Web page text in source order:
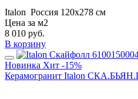
Italon Россия 120x278 см
Цена за м2
8 010 руб.
В корзину
Новинка Хит -15%
Керамогранит Italon